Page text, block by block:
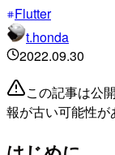
Flutter
t.honda
2022.09.30
この記事は公
報が古い可能性が